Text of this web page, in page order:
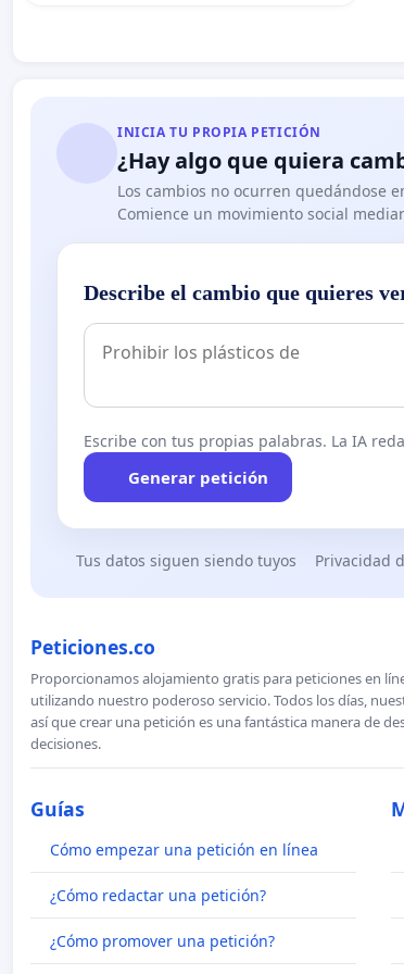
INICIA TU PROPIA PETICIÓN
¿Hay algo que quiera
Los cambios no ocurren quedándose
Comience un movimiento social
Describe el cambio que quieres
Escribe con tus propias palabras. La IA
Generar petición
Tus datos siguen siendo tuyos Privacidad
Peticiones.co
Proporcionamos alojamiento gratis para peticiones en
utilizando nuestro poderoso servicio. Todos los días,
así que crear una petición es una fantástica manera de
decisiones.
Guías
Cómo empezar una petición en línea
¿Cómo redactar una petición?
¿Cómo promover una petición?